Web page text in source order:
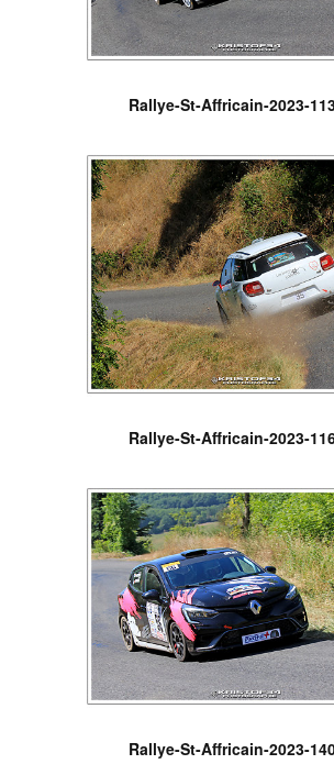
Rallye-St-Affricain-2023-
Rallye-St-Affricain-2023-
Rallye-St-Affricain-2023-